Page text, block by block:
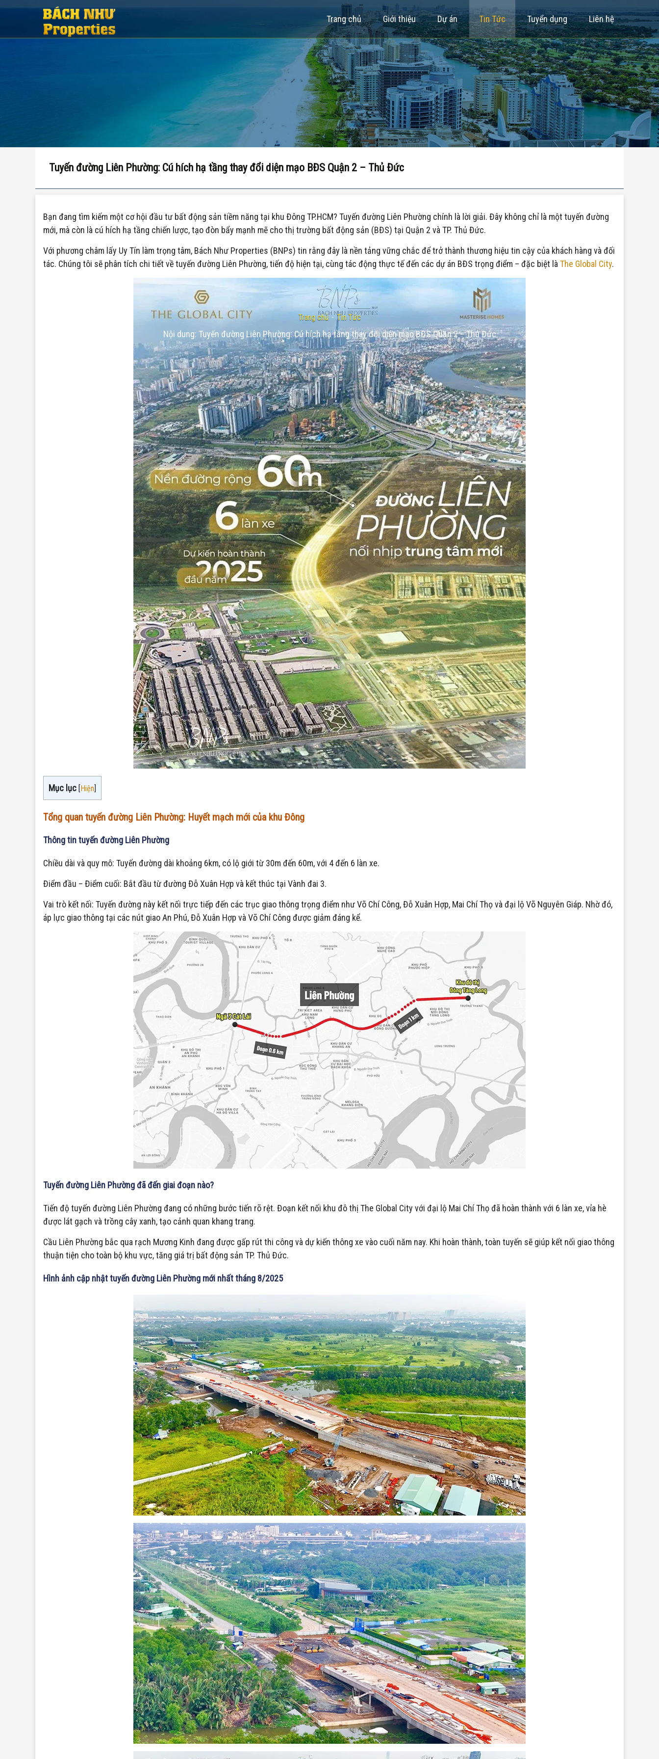
Trang chủ Giới thiệu Dự án Tin Tức Tuyển dụng Liên hệ
Trang chủ - Tin Tức
Nội dung: Tuyến đường Liên Phường: Cú hích hạ tầng thay đổi diện mạo BĐS Quận 2 – Thủ Đức
Tuyến đường Liên Phường: Cú hích hạ tầng thay đổi diện mạo BĐS Quận 2 – Thủ Đức
Bạn đang tìm kiếm một cơ hội đầu tư bất động sản tiềm năng tại khu Đông TP.HCM? Tuyến đường Liên Phường chính là lời giải. Đây không chỉ là một tuyến đường
mới, mà còn là cú hích hạ tầng chiến lược, tạo đòn bẩy mạnh mẽ cho thị trường bất động sản (BĐS) tại Quận 2 và TP. Thủ Đức.
Với phương châm lấy Uy Tín làm trọng tâm, Bách Như Properties (BNPs) tin rằng đây là nền tảng vững chắc để trở thành thương hiệu tin cậy của khách hàng và đối
tác. Chúng tôi sẽ phân tích chi tiết về tuyến đường Liên Phường, tiến độ hiện tại, cùng tác động thực tế đến các dự án BĐS trọng điểm – đặc biệt là The Global City.
Mục lục [Hiện]
Tổng quan tuyến đường Liên Phường: Huyết mạch mới của khu Đông
Thông tin tuyến đường Liên Phường
Chiều dài và quy mô: Tuyến đường dài khoảng 6km, có lộ giới từ 30m đến 60m, với 4 đến 6 làn xe.
Điểm đầu – Điểm cuối: Bắt đầu từ đường Đỗ Xuân Hợp và kết thúc tại Vành đai 3.
Vai trò kết nối: Tuyến đường này kết nối trực tiếp đến các trục giao thông trọng điểm như Võ Chí Công, Đỗ Xuân Hợp, Mai Chí Thọ và đại lộ Võ Nguyên Giáp. Nhờ đó,
áp lực giao thông tại các nút giao An Phú, Đỗ Xuân Hợp và Võ Chí Công được giảm đáng kể.
Tuyến đường Liên Phường đã đến giai đoạn nào?
Tiến độ tuyến đường Liên Phường đang có những bước tiến rõ rệt. Đoạn kết nối khu đô thị The Global City với đại lộ Mai Chí Thọ đã hoàn thành với 6 làn xe, vỉa hè
được lát gạch và trồng cây xanh, tạo cảnh quan khang trang.
Cầu Liên Phường bắc qua rạch Mương Kinh đang được gấp rút thi công và dự kiến thông xe vào cuối năm nay. Khi hoàn thành, toàn tuyến sẽ giúp kết nối giao thông
thuận tiện cho toàn bộ khu vực, tăng giá trị bất động sản TP. Thủ Đức.
Hình ảnh cập nhật tuyến đường Liên Phường mới nhất tháng 8/2025